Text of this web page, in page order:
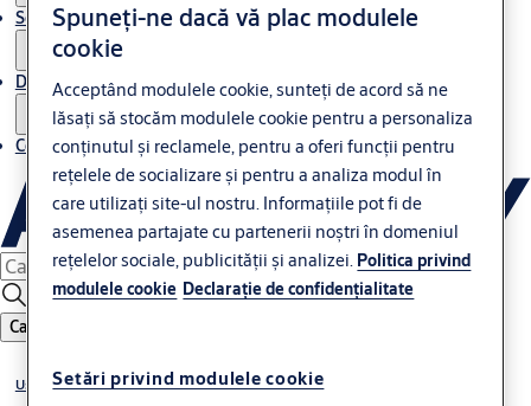
Service
Despre ASSA ABLOY
Contacte
Caută
Uși glisante
Spuneți-ne dacă vă plac modulele
cookie
Acceptând modulele cookie, sunteți de acord să ne
lăsați să stocăm modulele cookie pentru a personaliza
conținutul și reclamele, pentru a oferi funcții pentru
rețelele de socializare și pentru a analiza modul în
care utilizați site-ul nostru. Informațiile pot fi de
asemenea partajate cu partenerii noștri în domeniul
rețelelor sociale, publicității și analizei. Politica privind
modulele cookie Declaraţie de confidenţialitate
Setări privind modulele cookie